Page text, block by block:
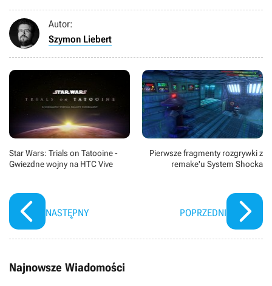
Autor:
Szymon Liebert
Star Wars: Trials on Tatooine -
Gwiezdne wojny na HTC Vive
NASTĘPNY
Pierwsze fragmenty rozgrywki z
remake'u System Shocka
POPRZEDNI
Najnowsze Wiadomości